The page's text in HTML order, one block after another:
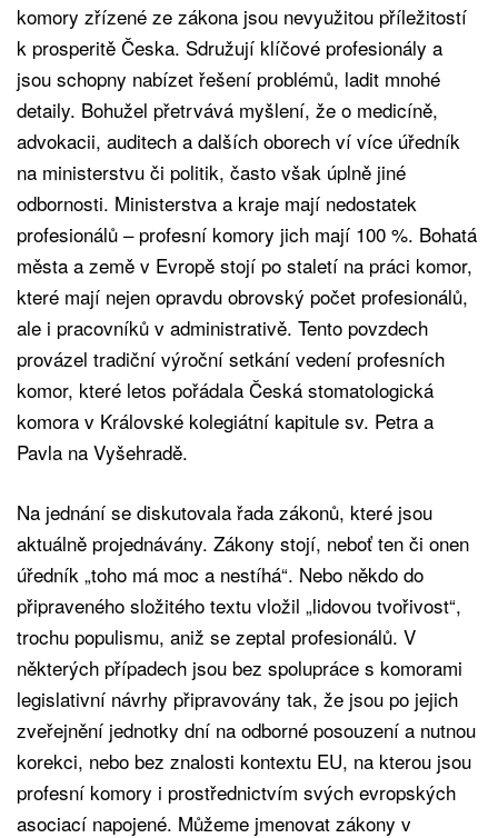
komory zřízené ze zákona jsou nevyužitou příležitostí
k prosperitě Česka. Sdružují klíčové profesionály a
jsou schopny nabízet řešení problémů, ladit mnohé
detaily. Bohužel přetrvává myšlení, že o medicíně,
advokacii, auditech a dalších oborech ví více úředník
na ministerstvu či politik, často však úplně jiné
odbornosti. Ministerstva a kraje mají nedostatek
profesionálů – profesní komory jich mají 100 %. Bohatá
města a země v Evropě stojí po staletí na práci komor,
které mají nejen opravdu obrovský počet profesionálů,
ale i pracovníků v administrativě. Tento povzdech
provázel tradiční výroční setkání vedení profesních
komor, které letos pořádala Česká stomatologická
komora v Královské kolegiátní kapitule sv. Petra a
Pavla na Vyšehradě.
Na jednání se diskutovala řada zákonů, které jsou
aktuálně projednávány. Zákony stojí, neboť ten či onen
úředník „toho má moc a nestíhá“. Nebo někdo do
připraveného složitého textu vložil „lidovou tvořivost“,
trochu populismu, aniž se zeptal profesionálů. V
některých případech jsou bez spolupráce s komorami
legislativní návrhy připravovány tak, že jsou po jejich
zveřejnění jednotky dní na odborné posouzení a nutnou
korekci, nebo bez znalosti kontextu EU, na kterou jsou
profesní komory i prostřednictvím svých evropských
asociací napojené. Můžeme jmenovat zákony v